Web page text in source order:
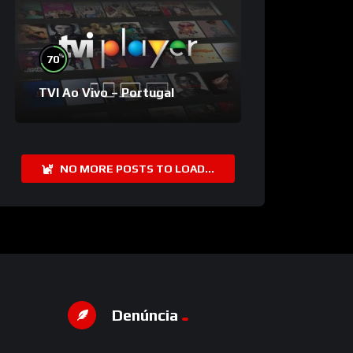
70%
TVI Ao Vivo – Portugal
NO MORE POSTS TO LOAD...
Denúncia